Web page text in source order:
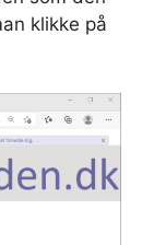
klikke på